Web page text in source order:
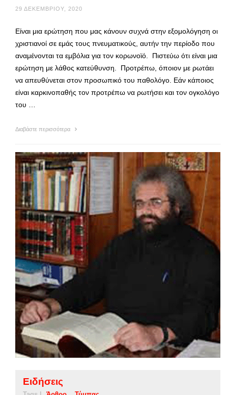
29 ΔΕΚΕΜΒΡΊΟΥ, 2020
Είναι μια ερώτηση που μας κάνουν συχνά στην εξομολόγηση οι
χριστιανοί σε εμάς τους πνευματικούς, αυτήν την περίοδο που
αναμένονται τα εμβόλια για τον κορωνοϊό. Πιστεύω ότι είναι μια
ερώτηση με λάθος κατεύθυνση. Προτρέπω, όποιον με ρωτάει
να απευθύνεται στον προσωπικό του παθολόγο. Εάν κάποιος
είναι καρκινοπαθής τον προτρέπω να ρωτήσει και τον ογκολόγο
του …
Διαβάστε περισσότερα
Ειδήσεις